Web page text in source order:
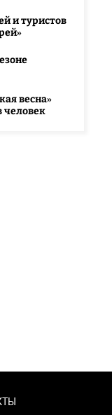
и туристов
весна»
человек